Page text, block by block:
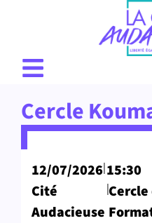
Cercle
12/07/2026|15:30
Cité
Audacieuse
|